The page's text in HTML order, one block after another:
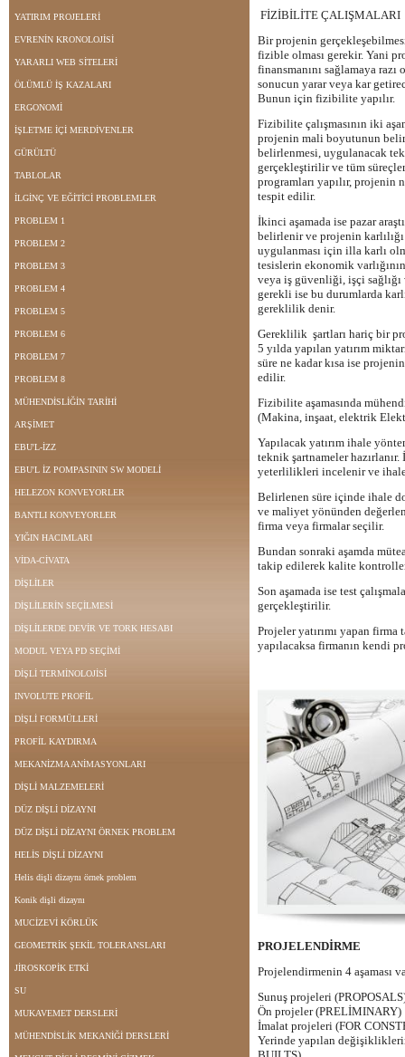
YATIRIM PROJELERİ
EVRENİN KRONOLOJİSİ
YARARLI WEB SİTELERİ
ÖLÜMLÜ İŞ KAZALARI
ERGONOMİ
İŞLETME İÇİ MERDİVENLER
GÜRÜLTÜ
TABLOLAR
İLGİNÇ VE EĞİTİCİ PROBLEMLER
PROBLEM 1
PROBLEM 2
PROBLEM 3
PROBLEM 4
PROBLEM 5
PROBLEM 6
PROBLEM 7
PROBLEM 8
MÜHENDİSLİĞİN TARİHİ
ARŞİMET
EBU'L-İZZ
EBU'L İZ POMPASININ SW MODELİ
HELEZON KONVEYORLER
BANTLI KONVEYORLER
YIĞIN HACIMLARI
VİDA-CİVATA
DİŞLİLER
DİŞLİLERİN SEÇİLMESİ
DİŞLİLERDE DEVİR VE TORK HESABI
MODUL VEYA PD SEÇİMİ
DİŞLİ TERMİNOLOJİSİ
INVOLUTE PROFİL
DİŞLİ FORMÜLLERİ
PROFİL KAYDIRMA
MEKANİZMA ANİMASYONLARI
DİŞLİ MALZEMELERİ
DÜZ DİŞLİ DİZAYNI
DÜZ DİŞLİ DİZAYNI ÖRNEK PROBLEM
HELİS DİŞLİ DİZAYNI
Helis dişli dizaynı örnek problem
Konik dişli dizaynı
MUCİZEVİ KÖRLÜK
GEOMETRİK ŞEKİL TOLERANSLARI
JİROSKOPİK ETKİ
SU
MUKAVEMET DERSLERİ
MÜHENDİSLİK MEKANİĞİ DERSLERİ
FİZİBİLİTE ÇALIŞMALARI
Bir projenin
fizible olması gerekir. Yani
finansmanını sağlamaya
sonucun yarar veya kar
Bunun için fizibilite yapılır.
Fizibilite çalışmasının iki
projenin mali boyutunun
belirlenmesi, uygulanacak
gerçekleştirilir ve tüm
programları yapılır, projenin
tespit edilir.
İkinci aşamada ise pazar
belirlenir ve projenin
uygulanması için illa karlı
tesislerin ekonomik
veya iş güvenliği, işçi
gerekli ise bu durumlarda
gereklilik denir.
Gereklilik şartları hariç bir
5 yılda yapılan yatırım
süre ne kadar kısa ise
edilir.
Fizibilite aşamasında
(Makina, inşaat, elektrik
Yapılacak yatırım ihale
teknik şartnameler
yeterlilikleri incelenir ve
Belirlenen süre içinde ihale
ve maliyet yönünden
firma veya firmalar seçilir.
Bundan sonraki aşamda
takip edilerek kalite
Son aşamada ise test
gerçekleştirilir.
Projeler yatırımı yapan firma
yapılacaksa firmanın kendi
PROJELENDİRME
Projelendirmenin 4 aşaması
Sunuş projeleri
Ön projeler (PRELİMINARY)
İmalat projeleri (FOR
Yerinde yapılan